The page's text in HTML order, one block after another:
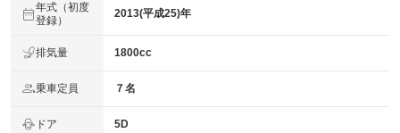
年式（初度
登録）
2013(平成25)年
排気量 1800cc
乗車定員 ７名
ドア 5D